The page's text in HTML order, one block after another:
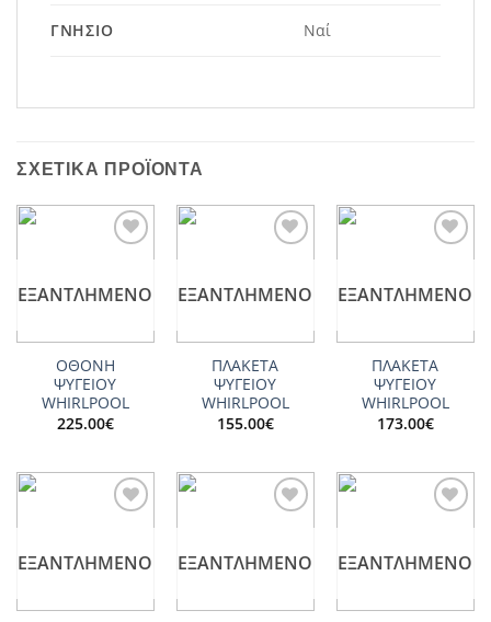
ΓΝΉΣΙΟ Ναί
ΣΧΕΤΙΚΆ ΠΡΟΪΌΝΤΑ
ΕΞΑΝΤΛΗΜΈΝΟ
ΟΘΟΝΗ
ΨΥΓΕΙΟΥ
WHIRLPOOL
225.00€
ΕΞΑΝΤΛΗΜΈΝΟ
ΠΛΑΚΕΤΑ
ΨΥΓΕΙΟΥ
WHIRLPOOL
155.00€
ΕΞΑΝΤΛΗΜΈΝΟ
ΠΛΑΚΕΤΑ
ΨΥΓΕΙΟΥ
WHIRLPOOL
173.00€
ΕΞΑΝΤΛΗΜΈΝΟ ΕΞΑΝΤΛΗΜΈΝΟ ΕΞΑΝΤΛΗΜΈΝΟ